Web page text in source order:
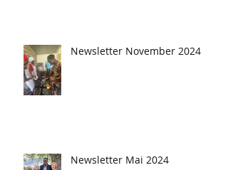
Newsletter November 2024
Newsletter Mai 2024